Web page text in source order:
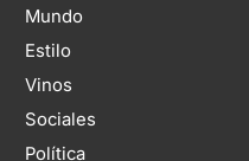
Mundo
Estilo
Vinos
Sociales
Política